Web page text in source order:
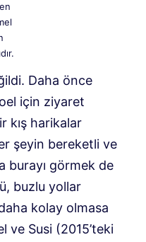
Daha önce
için ziyaret
kış harikalar
şeyin bereketli ve
burayı görmek de
buzlu yollar
kolay olmasa
ve Susi (2015’teki